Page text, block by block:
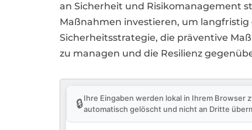
an Sicherheit und Risikomanagement
Maßnahmen investieren, um
Sicherheitsstrategie, die präventive
zu managen und die Resilienz
🔒Ihre Eingaben werden lokal in Ihrem Browser
automatisch gelöscht und nicht an Dritte